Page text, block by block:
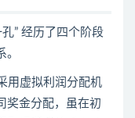
” 经历了四个阶段
用虚拟利润分配机
奖金分配，虽在初